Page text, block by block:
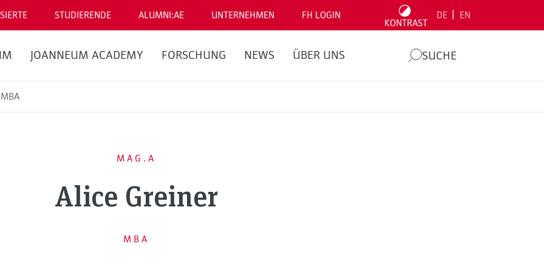
STUDIERENDE ALUMNI:AE UNTERNEHMEN FH LOGIN
KONTRAST
DE EN
JOANNEUM ACADEMY FORSCHUNG NEWS ÜBER UNS SUCHE
MAG.A
Alice Greiner
MBA